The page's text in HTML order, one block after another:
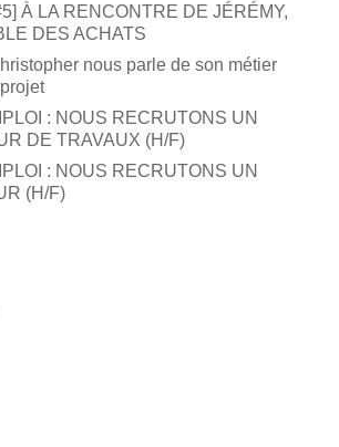
À LA RENCONTRE DE JÉRÉMY,
DES ACHATS
nous parle de son métier
: NOUS RECRUTONS UN
DE TRAVAUX (H/F)
: NOUS RECRUTONS UN
(H/F)